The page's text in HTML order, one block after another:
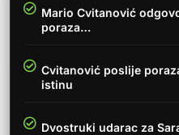
Mario Cvitanović
poraza…
Cvitanović poslije
istinu
Dvostruki udarac za